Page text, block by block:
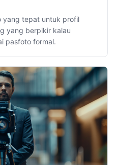
yang tepat untuk profil
yang berpikir kalau
pasfoto formal.